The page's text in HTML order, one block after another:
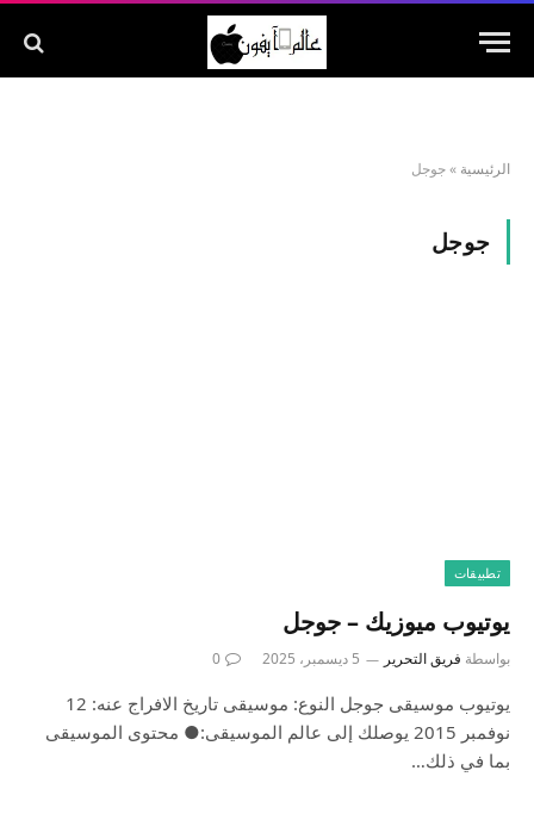
الرئيسية »جوجل
جوجل
تطبيقات
يوتيوب ميوزيك – جوجل
بواسطة فريق التحرير 5 ديسمبر، 2025 0
يوتيوب موسيقى جوجل النوع: موسيقى تاريخ الافراج عنه: 12
نوفمبر 2015 يوصلك إلى عالم الموسيقى:● محتوى الموسيقى
بما في ذلك…